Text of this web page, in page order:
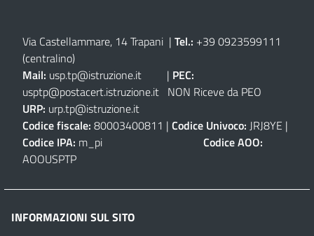
Via Castellammare, 14 Trapani | Tel.: +39 0923599111
(centralino)
Mail: usp.tp@istruzione.it | PEC:
usptp@postacert.istruzione.it NON Riceve da PEO
URP: urp.tp@istruzione.it
Codice fiscale: 80003400811 | Codice Univoco: JRJ8YE |
Codice IPA: m_pi Codice AOO:
AOOUSPTP
INFORMAZIONI SUL SITO